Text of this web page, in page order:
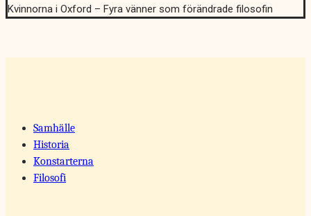
Kvinnorna i Oxford – Fyra vänner som förändrade filosofin
Samhälle
Historia
Konstarterna
Filosofi